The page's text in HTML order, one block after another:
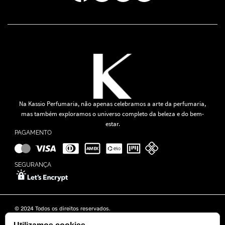
Na Kassio Perfumaria, não apenas celebramos a arte da perfumaria,
mas também exploramos o universo completo da beleza e do bem-
estar.
PAGAMENTO
SEGURANÇA
© 2024 Todos os direitos reservados.